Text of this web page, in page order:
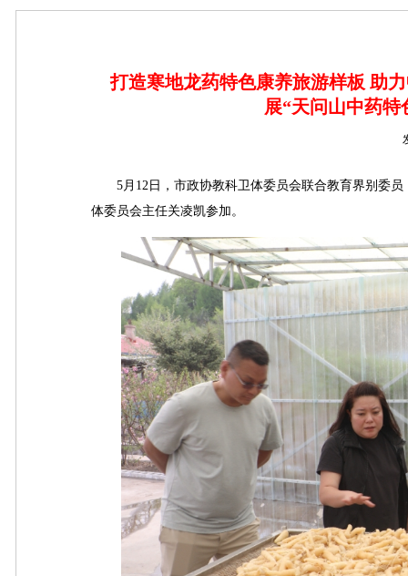
打造寒地龙药特色康养旅游样板 助
展“天问山中药
5月12日，市政协教科卫体委员会联合教育界别委员
体委员会主任关凌凯参加。